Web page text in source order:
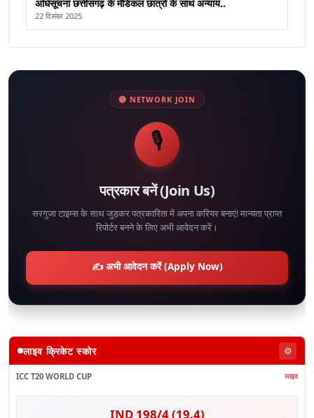
अधिसूचना छत्तीसगढ़ के मेडिकल छात्रों के साथ अन्याय..
22 दिसंबर 2025
🔴 NETWORK JOIN
🎙️
पत्रकार बनें (Join Us)
सरगुजा टाइम्स के साथ जुड़कर पत्रकारिता में अपना करियर बनाएं! मान्यता प्राप्त
रिपोर्टर बनने के लिए अभी आवेदन करें।
✍️ अभी आवेदन करें (Apply Now)
लाइव क्रिकेट स्कोर ⚙️
ICC T20 WORLD CUP लाइव
IND 198/4 (19.4)